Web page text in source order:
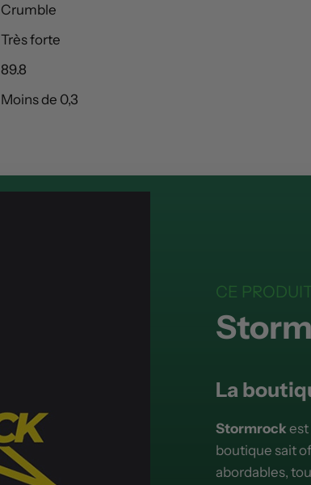
Crumble
Très forte
89.8
Moins de 0,3
CE
La
Stormrock est
boutique sait
abordables,